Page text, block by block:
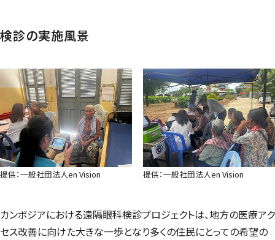
検診の実施風景
提供：一般社団法人en Vision 提供：一般社団法人en Vision
カンボジアにおける遠隔眼科検診プロジェクトは、地方の医療アク
セス改善に向けた大きな一歩となり多くの住民にとっての希望の